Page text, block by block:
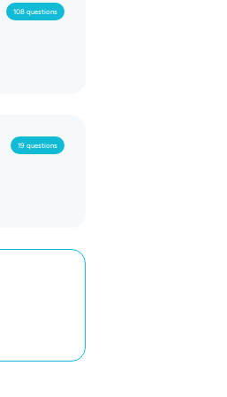
108 questions
19 questions